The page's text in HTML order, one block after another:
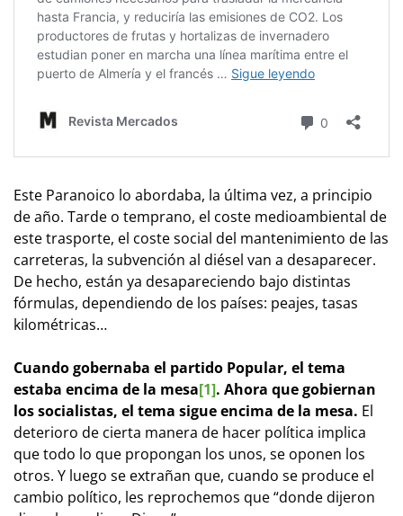
Este Paranoico lo abordaba, la última vez, a principio
de año. Tarde o temprano, el coste medioambiental de
este trasporte, el coste social del mantenimiento de las
carreteras, la subvención al diésel van a desaparecer.
De hecho, están ya desapareciendo bajo distintas
fórmulas, dependiendo de los países: peajes, tasas
kilométricas…
Cuando gobernaba el partido Popular, el tema
estaba encima de la mesa[1]. Ahora que gobiernan
los socialistas, el tema sigue encima de la mesa. El
deterioro de cierta manera de hacer política implica
que todo lo que propongan los unos, se oponen los
otros. Y luego se extrañan que, cuando se produce el
cambio político, les reprochemos que “donde dijeron